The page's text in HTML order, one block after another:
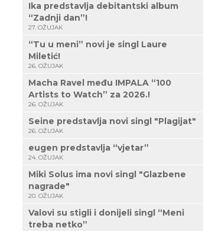
Ika predstavlja debitantski album
“Zadnji dan”!
27. OŽUJAK
“Tu u meni” novi je singl Laure
Miletić!
26. OŽUJAK
Macha Ravel među IMPALA “100
Artists to Watch” za 2026.!
26. OŽUJAK
Seine predstavlja novi singl "Plagijat"
26. OŽUJAK
eugen predstavlja “vjetar”
24. OŽUJAK
Miki Solus ima novi singl "Glazbene
nagrade"
20. OŽUJAK
Valovi su stigli i donijeli singl “Meni
treba netko”